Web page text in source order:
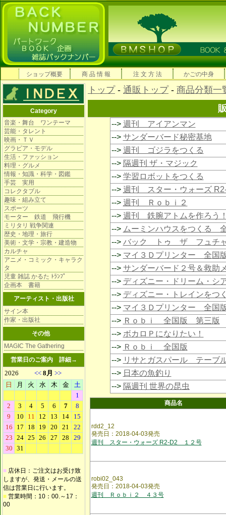
ショップ概要 商 品 情 報 注 文 方 法 かごの中身
Category
音楽・舞台 ワンテーマ
芸能・タレント
映画・ＴＶ
グラビア・モデル
生活・ファッション
料理・グルメ
情報・知識・科学・図鑑
手芸 実用
コレクタブル
趣味・組み立て
スポーツ
モーター 鉄道 飛行機
ミリタリ 戦争関連
歴史・地理・旅行
美術・文学・宗教・建造物
カルチャ
アニメ・コミック・キャラク
タ
児童 雑誌 かるた ﾄﾗﾝﾌﾟ
企画本 書籍
アーティスト・出版社
サイン本
作家・出版社
その他
MAGIC The Gathering
営業日のご案内 詳細→
■ 店休日：ご注文はお受け致
しますが、発送・メールの送
信は営業日に行います。
■ 営業時間：10：00.～17：
00
トップ- 通販トップ- 商品分類一
--> 週刊 アイアンマン
--> サンダーバード秘密基地
--> 週刊 ゴジラをつくる
--> 隔週刊 ザ・マジック
--> 学習ロボットをつくる
--> 週刊 スター・ウォーズ
--> 週刊 Ｒｏｂｉ２
--> 週刊 鉄腕アトムを作ろう
--> ムーミンハウスをつくる
--> バック トゥ ザ フュチ
--> マイ３Ｄプリンター 全国
--> サンダーバード２号＆救助
--> ディズニー・ドリーム・シ
--> ディズニー・トレインをつ
--> マイ３Ｄプリンター 全国
--> Ｒｏｂｉ 全国版 第三版
--> ボカロＰになりたい！
--> Ｒｏｂｉ 全国版
--> リサとガスパール テーブ
--> 日本の魚釣り
--> 隔週刊 世界の昆虫
商品名
rdd2_12
発売日：2018-04-03発売
週刊 スター・ウォーズ R2-D2 １２号
robi02_043
発売日：2018-04-03発売
週刊 Ｒｏｂｉ２ ４３号